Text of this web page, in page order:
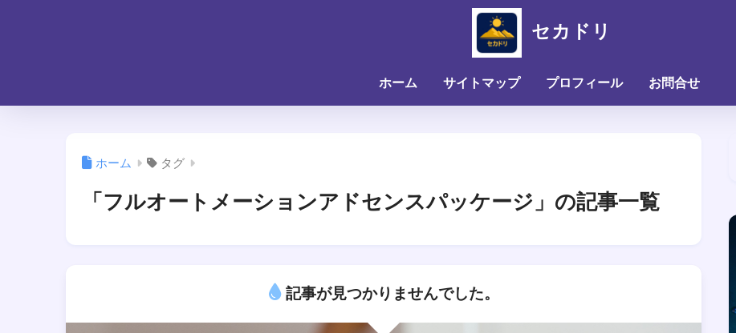
セカドリ
ホーム サイトマップ プロフィール お問合せ
ホーム タグ
「フルオートメーションアドセンスパッケージ」の記事一覧
記事が見つかりませんでした。